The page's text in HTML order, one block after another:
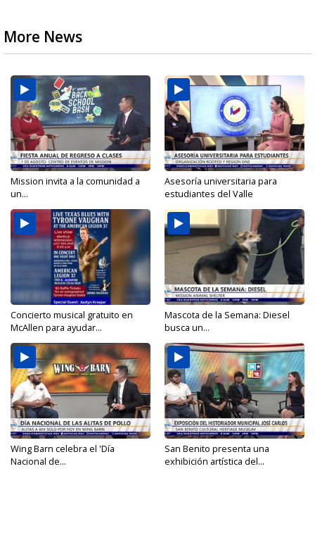
More News
Mission invita a la comunidad a
un...
Asesoría universitaria para
estudiantes del Valle
Concierto musical gratuito en
McAllen para ayudar...
Mascota de la Semana: Diesel
busca un...
Wing Barn celebra el 'Día
Nacional de...
San Benito presenta una
exhibición artística del...